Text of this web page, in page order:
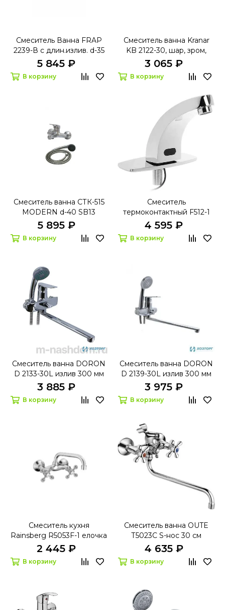
Смеситель Ванна FRAP
2239-В с длин.излив. d-35
5 845 ₽
В корзину
Смеситель ванна Kranar
KB 2122-30, шар, зром,
излив 30 см, лейка 1
3 065 ₽
В корзину
Смеситель ванна СТК-515
MODERN d-40 SB13
короткий литой нос
5 895 ₽
В корзину
Смеситель
термоконтактный F512-1
FRAP
4 595 ₽
В корзину
Смеситель ванна DORON
D 2133-30L излив 300 мм
шар, хром,1 реж
3 885 ₽
В корзину
Смеситель ванна DORON
D 2139-30L излив 300 мм
шар, хром,1 реж
3 975 ₽
В корзину
Смеситель кухня
Rainsberg R5053F-1 елочка
1/2 м/к настенный
2 445 ₽
В корзину
Смеситель ванна OUTE
Т5023С S-нос 30 см
4 635 ₽
В корзину